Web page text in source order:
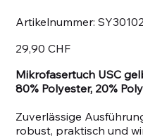
Artikelnummer: Artikelnummer:
SY30102_1
29,90 CHF
Mikrofasertuch USC
80% Polyester, 20%
Zuverlässige
robust, praktisch und